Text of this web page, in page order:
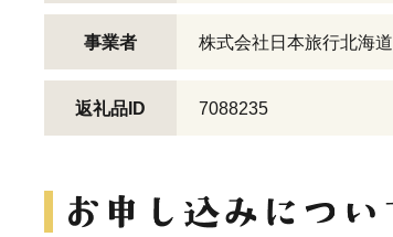
事業者 株式会社日本旅行北海道
返礼品ID 7088235